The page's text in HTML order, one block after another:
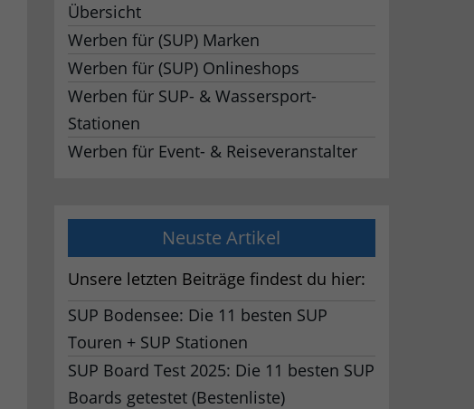
Übersicht
Werben für (SUP) Marken
Werben für (SUP) Onlineshops
Werben für SUP- & Wassersport-
Stationen
Werben für Event- & Reiseveranstalter
Neuste Artikel
Unsere letzten Beiträge findest du hier:
SUP Bodensee: Die 11 besten SUP
Touren + SUP Stationen
SUP Board Test 2025: Die 11 besten SUP
Boards getestet (Bestenliste)